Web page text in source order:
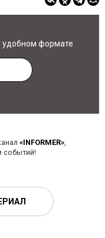
удобном формате
«INFORMER»,
событий!